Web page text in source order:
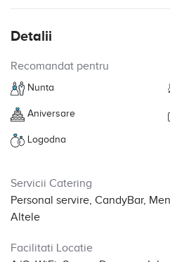
Detalii
Recomandat pentru
Nunta
Aniversare
Logodna
Servicii Catering
Personal servire, CandyBar,
Altele
Facilitati Locatie